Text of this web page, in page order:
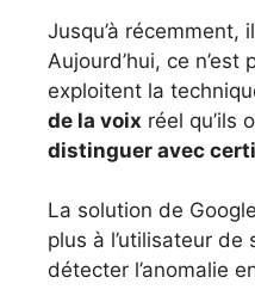
Jusqu’à récemment,
Aujourd’hui, ce
exploitent la
de la voix réel qu’ils
distinguer avec
La solution de
plus à l’utilisateur
détecter l’anomalie